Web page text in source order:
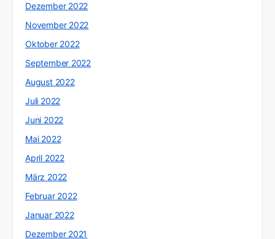
Dezember 2022
November 2022
Oktober 2022
September 2022
August 2022
Juli 2022
Juni 2022
Mai 2022
April 2022
März 2022
Februar 2022
Januar 2022
Dezember 2021